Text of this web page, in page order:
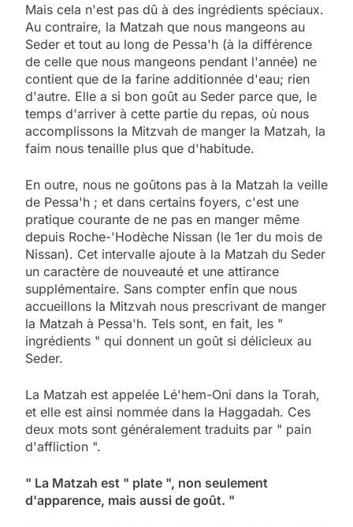
Mais cela n'est pas dû à des ingrédients spéciaux.
Au contraire, la Matzah que nous mangeons au
Seder et tout au long de Pessa'h (à la différence
de celle que nous mangeons pendant l'année) ne
contient que de la farine additionnée d'eau; rien
d'autre. Elle a si bon goût au Seder parce que, le
temps d'arriver à cette partie du repas, où nous
accomplissons la Mitzvah de manger la Matzah, la
faim nous tenaille plus que d'habitude.
En outre, nous ne goûtons pas à la Matzah la veille
de Pessa'h ; et dans certains foyers, c'est une
pratique courante de ne pas en manger même
depuis Roche-'Hodèche Nissan (le 1er du mois de
Nissan). Cet intervalle ajoute à la Matzah du Seder
un caractère de nouveauté et une attirance
supplémentaire. Sans compter enfin que nous
accueillons la Mitzvah nous prescrivant de manger
la Matzah à Pessa'h. Tels sont, en fait, les "
ingrédients " qui donnent un goût si délicieux au
Seder.
La Matzah est appelée Lé'hem-Oni dans la Torah,
et elle est ainsi nommée dans la Haggadah. Ces
deux mots sont généralement traduits par " pain
d'affliction ".
" La Matzah est " plate ", non seulement
d'apparence, mais aussi de goût. "